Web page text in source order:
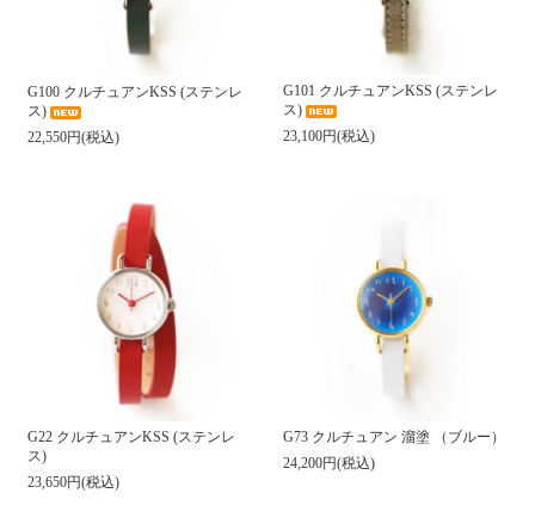
G100 クルチュアンKSS (ステンレ
ス)
22,550円(税込)
G101 クルチュアンKSS (ステンレ
ス)
23,100円(税込)
G22 クルチュアンKSS (ステンレ
ス)
23,650円(税込)
G73 クルチュアン 溜塗 （ブルー）
24,200円(税込)